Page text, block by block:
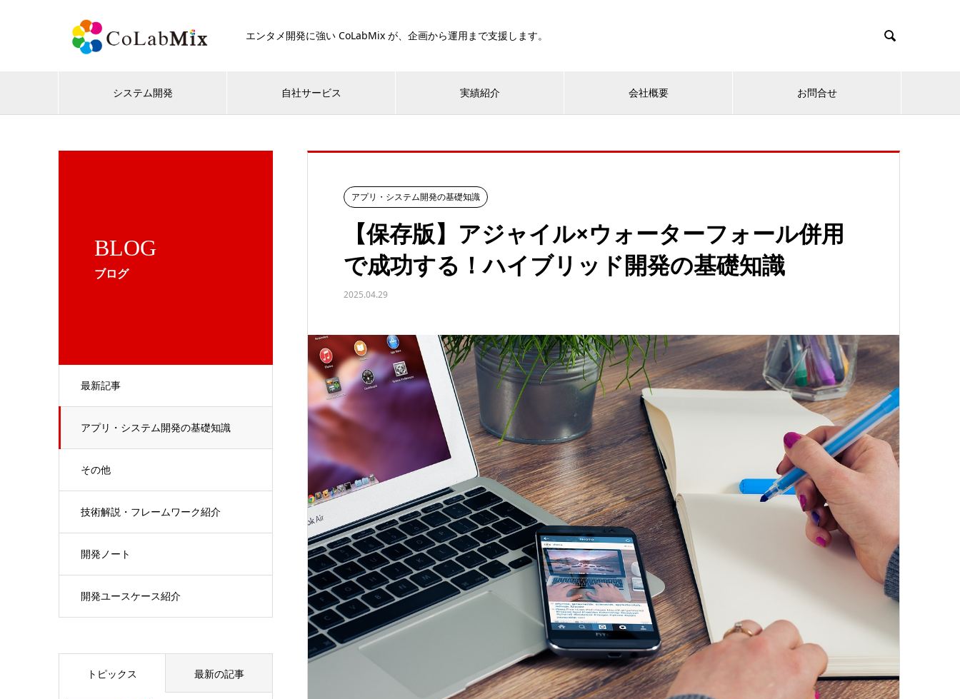
エンタメ開発に強い CoLabMix が、企画から運用まで支援します。 
システム開発 自社サービス 実績紹介 会社概要 お問合せ
BLOG
ブログ
最新記事
アプリ・システム開発の基礎知識
その他
技術解説・フレームワーク紹介
開発ノート
開発ユースケース紹介
アプリ・システム開発の基礎知識
【保存版】アジャイル×ウォーターフォール併用
で成功する！ハイブリッド開発の基礎知識
2025.04.29
トピックス 最新の記事